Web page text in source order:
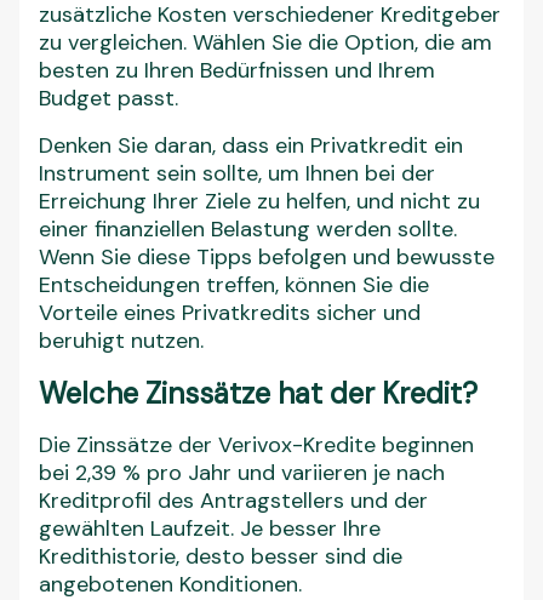
zusätzliche Kosten verschiedener Kreditgeber
zu vergleichen. Wählen Sie die Option, die am
besten zu Ihren Bedürfnissen und Ihrem
Budget passt.
Denken Sie daran, dass ein Privatkredit ein
Instrument sein sollte, um Ihnen bei der
Erreichung Ihrer Ziele zu helfen, und nicht zu
einer finanziellen Belastung werden sollte.
Wenn Sie diese Tipps befolgen und bewusste
Entscheidungen treffen, können Sie die
Vorteile eines Privatkredits sicher und
beruhigt nutzen.
Welche Zinssätze hat der Kredit?
Die Zinssätze der Verivox-Kredite beginnen
bei 2,39 % pro Jahr und variieren je nach
Kreditprofil des Antragstellers und der
gewählten Laufzeit. Je besser Ihre
Kredithistorie, desto besser sind die
angebotenen Konditionen.